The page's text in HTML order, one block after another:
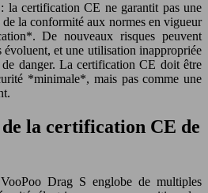
la certification CE ne garantit pas une
de la conformité aux normes en vigueur
De nouveaux risques peuvent
évoluent, et une utilisation inappropriée
danger. La certification CE doit être
*minimale*, mais pas comme une
la certification CE de
Drag S englobe de multiples